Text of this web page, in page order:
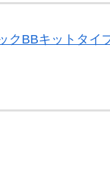
BBキットタイ